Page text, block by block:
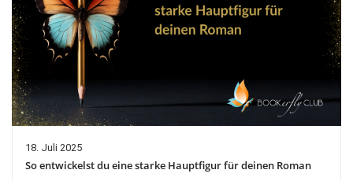
18. Juli 2025
So entwickelst du eine starke Hauptfigur für deinen Roman